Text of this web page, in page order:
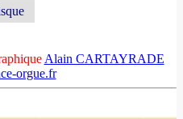
Alain CARTAYRADE
orgue.fr